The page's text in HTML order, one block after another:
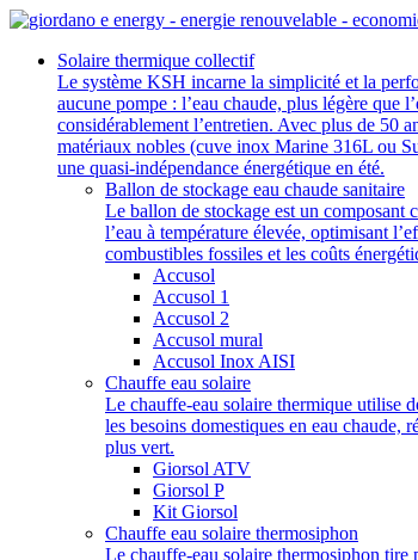
Aller
contenuSolaire thermique collectif
Le système KSH incarne la simplicité et la
aucune pompe : l’eau chaude, plus légère que
considérablement l’entretien. Avec plus de 50
matériaux nobles (cuve inox Marine 316L ou
une quasi-indépendance énergétique en été.
Ballon de stockage eau chaude sanitaire
Le ballon de stockage est un composant
l’eau à température élevée, optimisant
combustibles fossiles et les coûts
Accusol
Accusol 1
Accusol 2
Accusol mural
Accusol Inox AISI
Chauffe eau solaire
Le chauffe-eau solaire thermique utilise
les besoins domestiques en eau chaude,
plus vert.
Giorsol ATV
Giorsol P
Kit Giorsol
Chauffe eau solaire thermosiphon
Le chauffe-eau solaire thermosiphon tire